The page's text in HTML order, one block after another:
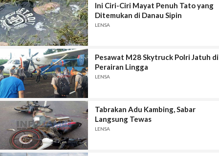
Ini Ciri-Ciri Mayat Penuh Tato yang
Ditemukan di Danau Sipin
LENSA
Pesawat M28 Skytruck Polri Jatuh di
Perairan Lingga
LENSA
Tabrakan Adu Kambing, Sabar
Langsung Tewas
LENSA